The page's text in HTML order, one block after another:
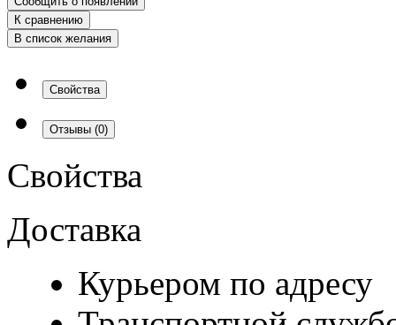
К сравнению
В список желания
Свойства
Отзывы (0)
Свойства
Доставка
Курьером по адресу